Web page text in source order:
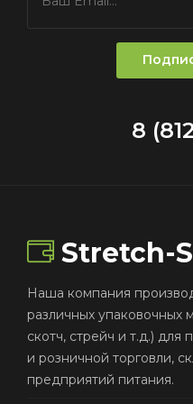
8
Stretch-
Наша компания
различных упаковочных
скотч, стрейч и т.д.)
и розничной торговли,
предприятий питания.